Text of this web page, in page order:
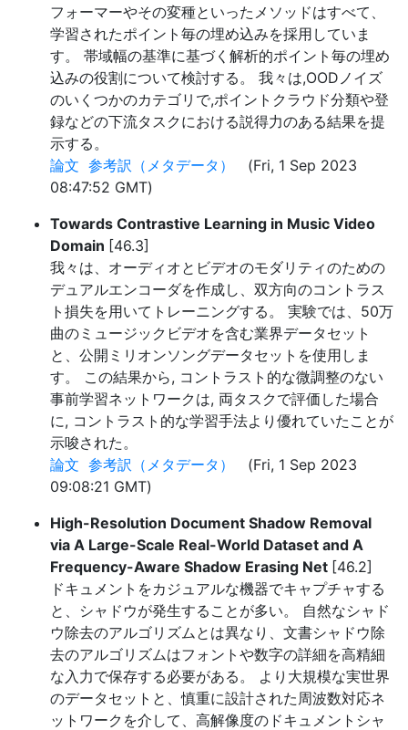
フォーマーやその変種といったメソッドはすべて、
学習されたポイント毎の埋め込みを採用していま
す。 帯域幅の基準に基づく解析的ポイント毎の埋め
込みの役割について検討する。 我々は,OODノイズ
のいくつかのカテゴリで,ポイントクラウド分類や登
録などの下流タスクにおける説得力のある結果を提
示する。
論文 参考訳（メタデータ）
(Fri, 1 Sep 2023
08:47:52 GMT)
Towards Contrastive Learning in Music Video
Domain [46.3]
我々は、オーディオとビデオのモダリティのための
デュアルエンコーダを作成し、双方向のコントラス
ト損失を用いてトレーニングする。 実験では、50万
曲のミュージックビデオを含む業界データセット
と、公開ミリオンソングデータセットを使用しま
す。 この結果から, コントラスト的な微調整のない
事前学習ネットワークは, 両タスクで評価した場合
に, コントラスト的な学習手法より優れていたことが
示唆された。
論文 参考訳（メタデータ）
(Fri, 1 Sep 2023
09:08:21 GMT)
High-Resolution Document Shadow Removal
via A Large-Scale Real-World Dataset and A
Frequency-Aware Shadow Erasing Net [46.2]
ドキュメントをカジュアルな機器でキャプチャする
と、シャドウが発生することが多い。 自然なシャド
ウ除去のアルゴリズムとは異なり、文書シャドウ除
去のアルゴリズムはフォントや数字の詳細を高精細
な入力で保存する必要がある。 より大規模な実世界
のデータセットと、慎重に設計された周波数対応ネ
ットワークを介して、高解像度のドキュメントシャ